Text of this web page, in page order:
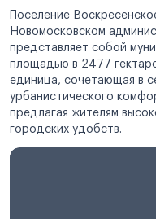
Поселение
Новомосковском
представляет собой
площадью в 2477
единица, сочетающая в
урбанистического
предлагая жителям
городских удобств.